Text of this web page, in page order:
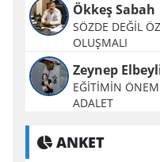
Ökkeş Sabah
SÖZDE DEĞİL
OLUŞMALI
Zeynep
EĞİTİMİN
ADALET
ANKET